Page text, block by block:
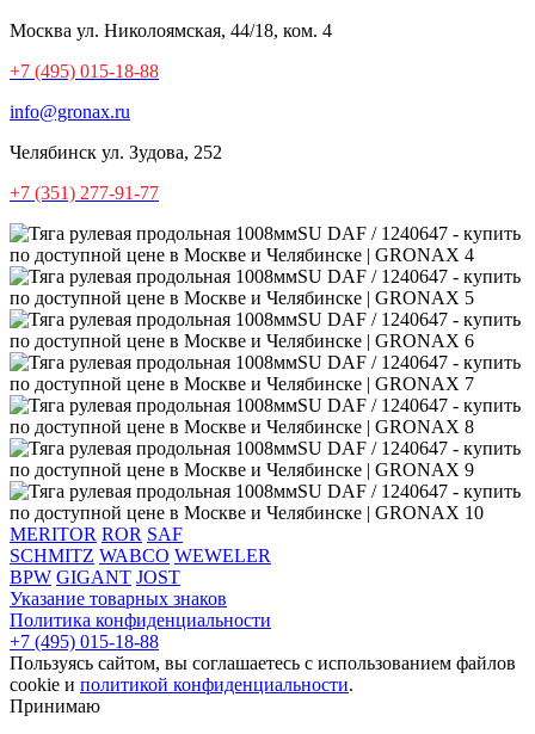
Москва ул. Николоямская, 44/18, ком. 4
+7 (495) 015-18-88
info@gronax.ru
Челябинск ул. Зудова, 252
+7 (351) 277-91-77
MERITOR ROR SAF
SCHMITZ WABCO WEWELER
BPW GIGANT JOST
Указание товарных знаков
Политика конфиденциальности
+7 (495) 015-18-88
Пользуясь сайтом, вы соглашаетесь с использованием файлов
cookie и политикой конфиденциальности.
Принимаю